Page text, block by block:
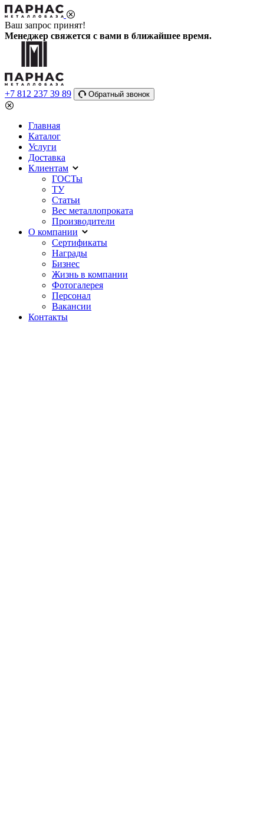
Ваш запрос принят!
Менеджер свяжется с вами в ближайшее время.
+7 812 237 39 89 Обратный звонок
Главная
Каталог
Услуги
Доставка
Клиентам
ГОСТы
ТУ
Статьи
Вес металлопроката
Производители
О компании
Сертификаты
Награды
Бизнес
Жизнь в компании
Фотогалерея
Персонал
Вакансии
Контакты